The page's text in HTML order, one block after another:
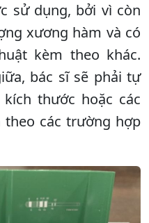
sử dụng, bởi vì còn
xương hàm và có
kèm theo khác.
bác sĩ sẽ phải tự
thước hoặc các
các trường hợp